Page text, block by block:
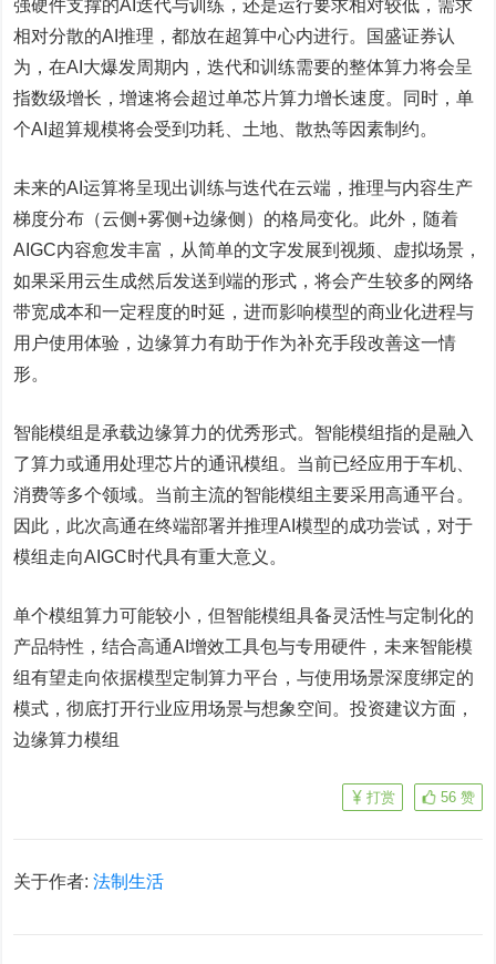
强硬件支撑的AI迭代与训练，还是运行要求相对较低，需求
相对分散的AI推理，都放在超算中心内进行。国盛证券认
为，在AI大爆发周期内，迭代和训练需要的整体算力将会呈
指数级增长，增速将会超过单芯片算力增长速度。同时，单
个AI超算规模将会受到功耗、土地、散热等因素制约。
未来的AI运算将呈现出训练与迭代在云端，推理与内容生产
梯度分布（云侧+雾侧+边缘侧）的格局变化。此外，随着
AIGC内容愈发丰富，从简单的文字发展到视频、虚拟场景，
如果采用云生成然后发送到端的形式，将会产生较多的网络
带宽成本和一定程度的时延，进而影响模型的商业化进程与
用户使用体验，边缘算力有助于作为补充手段改善这一情
形。
智能模组是承载边缘算力的优秀形式。智能模组指的是融入
了算力或通用处理芯片的通讯模组。当前已经应用于车机、
消费等多个领域。当前主流的智能模组主要采用高通平台。
因此，此次高通在终端部署并推理AI模型的成功尝试，对于
模组走向AIGC时代具有重大意义。
单个模组算力可能较小，但智能模组具备灵活性与定制化的
产品特性，结合高通AI增效工具包与专用硬件，未来智能模
组有望走向依据模型定制算力平台，与使用场景深度绑定的
模式，彻底打开行业应用场景与想象空间。投资建议方面，
边缘算力模组
56 赞
打赏
关于作者:法制生活